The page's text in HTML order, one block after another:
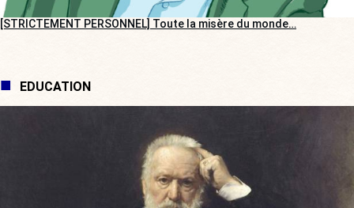
[STRICTEMENT PERSONNEL] Toute la misère du monde…
EDUCATION